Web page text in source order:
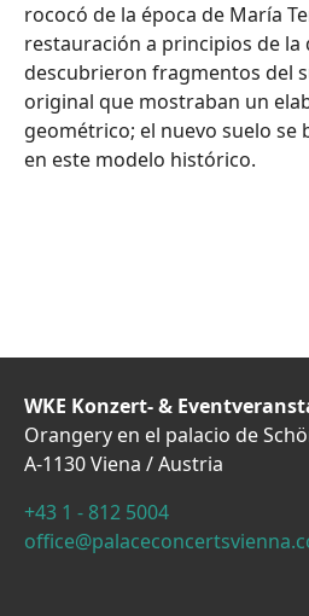
rococó de la época de María
restauración a principios de la
descubrieron fragmentos del
original que mostraban un
geométrico; el nuevo suelo
en este modelo histórico.
WKE Konzert- &
Orangery en el palacio de
A-1130 Viena / Austria
+43 1 - 812 5004